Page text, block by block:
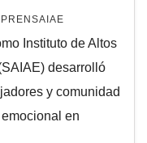
PRENSAIAE
Instituto de Altos
desarrolló
y comunidad
en